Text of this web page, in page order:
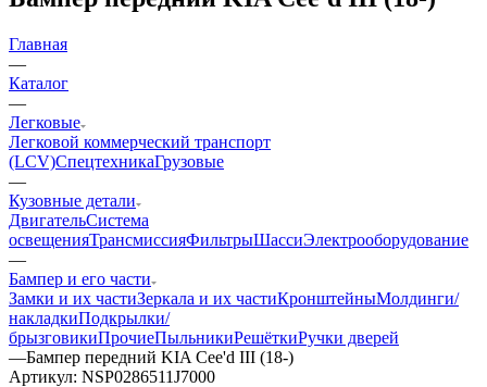
Главная
—
Каталог
—
Легковые
Легковой коммерческий транспорт
(LCV)СпецтехникаГрузовые
—
Кузовные детали
ДвигательСистема
освещенияТрансмиссияФильтрыШассиЭлектрооборудование
—
Бампер и его части
Замки и их частиЗеркала и их частиКронштейныМолдинги/
накладкиПодкрылки/
брызговикиПрочиеПыльникиРешёткиРучки дверей
—Бампер передний KIA Cee'd III (18-)
Артикул: NSP0286511J7000